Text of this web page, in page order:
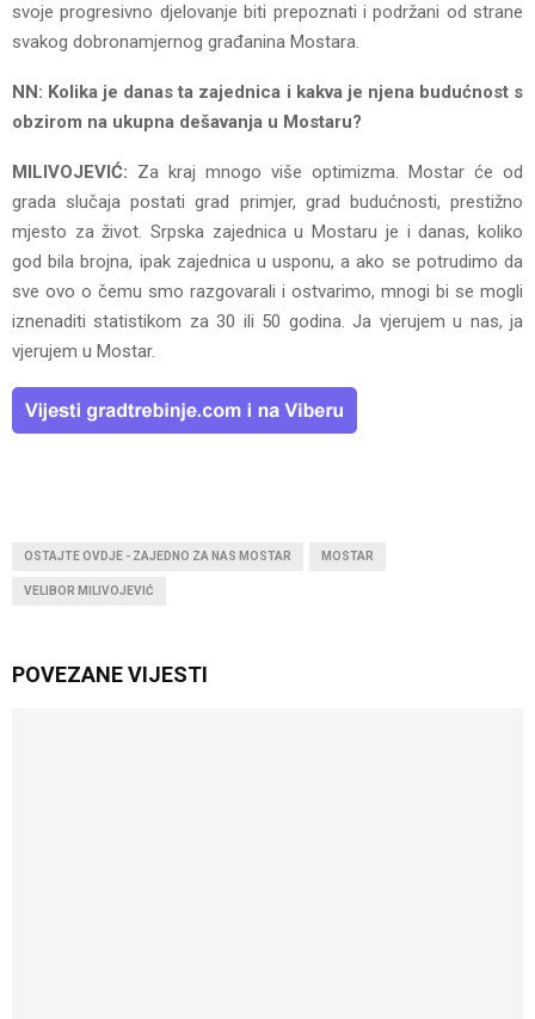
svoje progresivno djelovanje biti prepoznati i podržani od strane
svakog dobronamjernog građanina Mostara.
NN: Kolika je danas ta zajednica i kakva je njena budućnost s
obzirom na ukupna dešavanja u Mostaru?
MILIVOJEVIĆ: Za kraj mnogo više optimizma. Mostar će od
grada slučaja postati grad primjer, grad budućnosti, prestižno
mjesto za život. Srpska zajednica u Mostaru je i danas, koliko
god bila brojna, ipak zajednica u usponu, a ako se potrudimo da
sve ovo o čemu smo razgovarali i ostvarimo, mnogi bi se mogli
iznenaditi statistikom za 30 ili 50 godina. Ja vjerujem u nas, ja
vjerujem u Mostar.
OSTAJTE OVDJE - ZAJEDNO ZA NAS MOSTAR MOSTAR
VELIBOR MILIVOJEVIĆ
POVEZANE VIJESTI